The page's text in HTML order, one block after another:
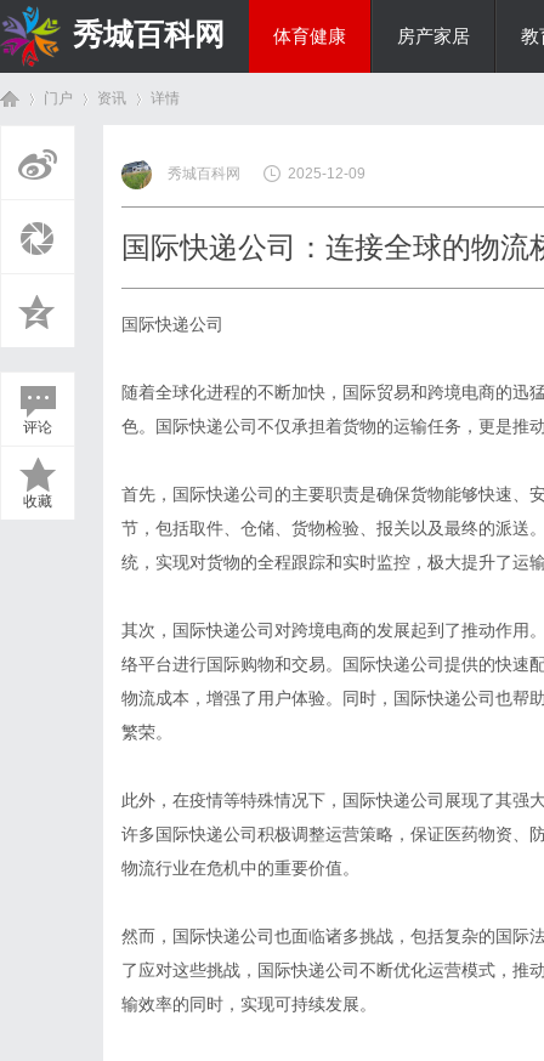
秀城百科网 体育健康 房产家居 教
门户 资讯
›
详情
评论
收藏
秀城百科网 2025-12-09
国际快递公司：连接全球的物流
国际快递公司
随着全球化进程的不断加快，国际贸易和跨境电商的迅
色。国际快递公司不仅承担着货物的运输任务，更是推
首先，国际快递公司的主要职责是确保货物能够快速、
节，包括取件、仓储、货物检验、报关以及最终的派送
统，实现对货物的全程跟踪和实时监控，极大提升了运
其次，国际快递公司对跨境电商的发展起到了推动作用
络平台进行国际购物和交易。国际快递公司提供的快速
物流成本，增强了用户体验。同时，国际快递公司也帮
繁荣。
此外，在疫情等特殊情况下，国际快递公司展现了其强
许多国际快递公司积极调整运营策略，保证医药物资、
物流行业在危机中的重要价值。
然而，国际快递公司也面临诸多挑战，包括复杂的国际
了应对这些挑战，国际快递公司不断优化运营模式，推
输效率的同时，实现可持续发展。